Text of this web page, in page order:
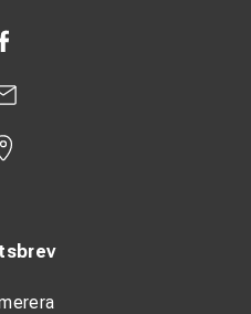
:
fält 50 & 60 Hz runt
fältet. Det mäter inte